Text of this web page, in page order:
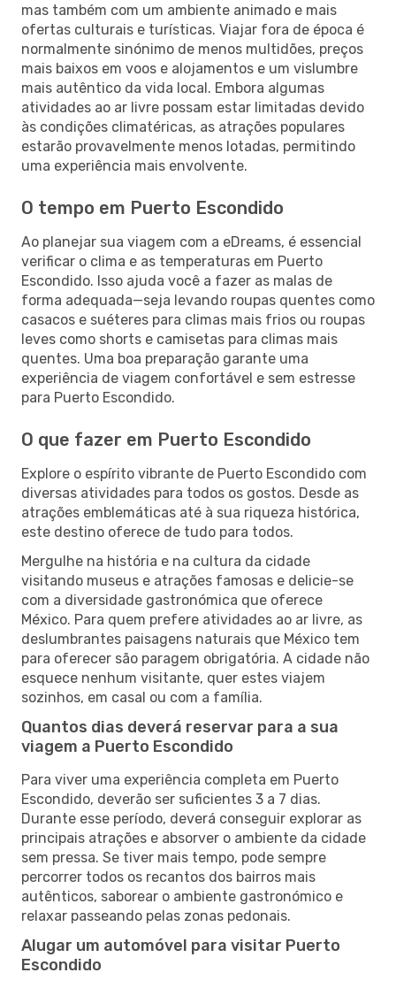
mas também com um ambiente animado e mais
ofertas culturais e turísticas. Viajar fora de época é
normalmente sinónimo de menos multidões, preços
mais baixos em voos e alojamentos e um vislumbre
mais autêntico da vida local. Embora algumas
atividades ao ar livre possam estar limitadas devido
às condições climatéricas, as atrações populares
estarão provavelmente menos lotadas, permitindo
uma experiência mais envolvente.
O tempo em Puerto Escondido
Ao planejar sua viagem com a eDreams, é essencial
verificar o clima e as temperaturas em Puerto
Escondido. Isso ajuda você a fazer as malas de
forma adequada—seja levando roupas quentes como
casacos e suéteres para climas mais frios ou roupas
leves como shorts e camisetas para climas mais
quentes. Uma boa preparação garante uma
experiência de viagem confortável e sem estresse
para Puerto Escondido.
O que fazer em Puerto Escondido
Explore o espírito vibrante de Puerto Escondido com
diversas atividades para todos os gostos. Desde as
atrações emblemáticas até à sua riqueza histórica,
este destino oferece de tudo para todos.
Mergulhe na história e na cultura da cidade
visitando museus e atrações famosas e delicie-se
com a diversidade gastronómica que oferece
México. Para quem prefere atividades ao ar livre, as
deslumbrantes paisagens naturais que México tem
para oferecer são paragem obrigatória. A cidade não
esquece nenhum visitante, quer estes viajem
sozinhos, em casal ou com a família.
Quantos dias deverá reservar para a sua
viagem a Puerto Escondido
Para viver uma experiência completa em Puerto
Escondido, deverão ser suficientes 3 a 7 dias.
Durante esse período, deverá conseguir explorar as
principais atrações e absorver o ambiente da cidade
sem pressa. Se tiver mais tempo, pode sempre
percorrer todos os recantos dos bairros mais
autênticos, saborear o ambiente gastronómico e
relaxar passeando pelas zonas pedonais.
Alugar um automóvel para visitar Puerto
Escondido